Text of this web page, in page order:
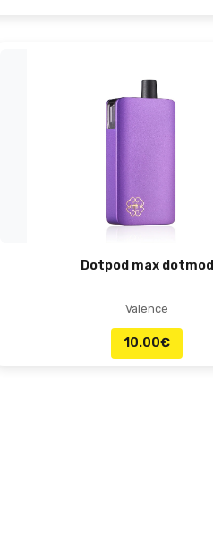
Dotpod max dotmod
Valence
10.00€